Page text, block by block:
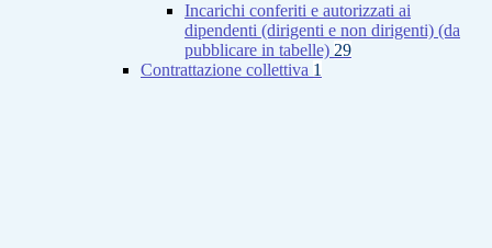
Incarichi conferiti e autorizzati ai
dipendenti (dirigenti e non dirigenti) (da
pubblicare in tabelle) 29
Contrattazione collettiva 1